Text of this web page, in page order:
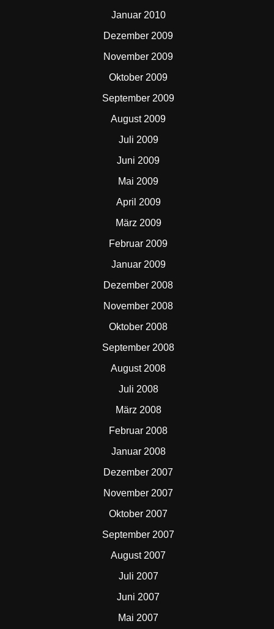
Januar 2010
Dezember 2009
November 2009
Oktober 2009
September 2009
August 2009
Juli 2009
Juni 2009
Mai 2009
April 2009
März 2009
Februar 2009
Januar 2009
Dezember 2008
November 2008
Oktober 2008
September 2008
August 2008
Juli 2008
März 2008
Februar 2008
Januar 2008
Dezember 2007
November 2007
Oktober 2007
September 2007
August 2007
Juli 2007
Juni 2007
Mai 2007